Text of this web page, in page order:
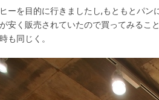
ーを目的に行きましたし,もともとパ
安く販売されていたので買ってみるこ
も同じく。